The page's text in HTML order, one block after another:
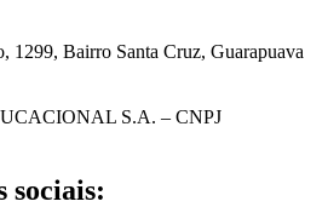
1299, Bairro Santa Cruz, Guarapuava
S.A. – CNPJ
sociais: